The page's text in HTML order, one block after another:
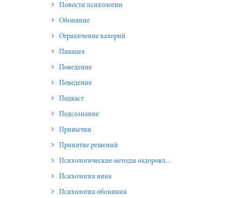
Новости психологии
Обоняние
Ограничение калорий
Панацея
Поведение
Поведение
Подкаст
Подсознание
Привычки
Принятие решений
Психологические методы оздоровления и омоложения
Психология вина
Психология обоняния